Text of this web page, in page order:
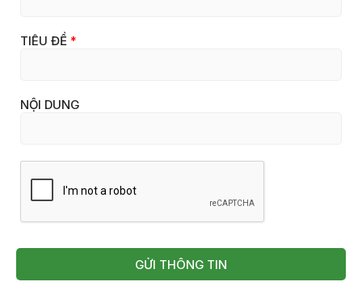
TIÊU ĐỀ *
NỘI DUNG
GỬI THÔNG TIN